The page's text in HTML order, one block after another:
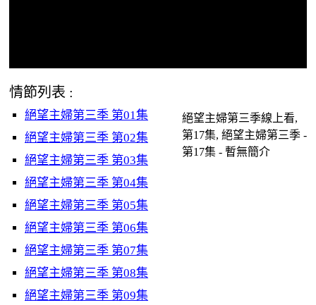
情節列表 :
絕望主婦第三季 第01集
絕望主婦第三季 第02集
絕望主婦第三季 第03集
絕望主婦第三季 第04集
絕望主婦第三季 第05集
絕望主婦第三季 第06集
絕望主婦第三季 第07集
絕望主婦第三季 第08集
絕望主婦第三季 第09集
絕望主婦第三季線上看,
第17集, 絕望主婦第三季 -
第17集 - 暫無簡介